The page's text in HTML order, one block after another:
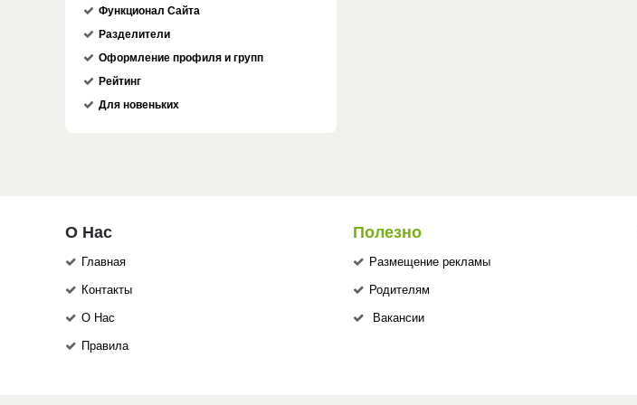
Функционал Сайта
Разделители
Оформление профиля и групп
Рейтинг
Для новеньких
О Нас
Главная
Контакты
О Нас
Правила
Полезно
Размещение рекламы
Родителям
Вакансии